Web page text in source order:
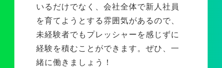
いるだけでなく、会社全体で新人社員
を育てようとする雰囲気があるので、
未経験者でもプレッシャーを感じずに
経験を積むことができます。ぜひ、一
緒に働きましょう！